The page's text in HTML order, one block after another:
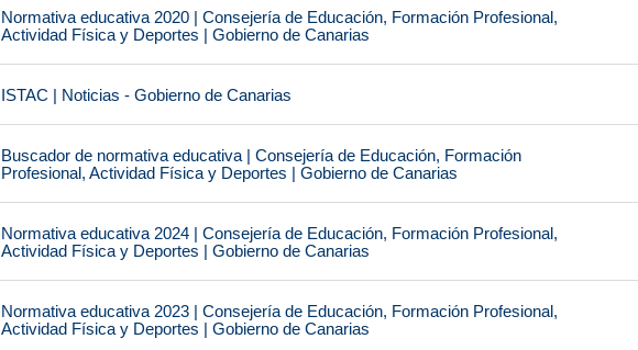
Normativa educativa 2020 | Consejería de Educación, Formación Profesional,
Actividad Física y Deportes | Gobierno de Canarias
ISTAC | Noticias - Gobierno de Canarias
Buscador de normativa educativa | Consejería de Educación, Formación
Profesional, Actividad Física y Deportes | Gobierno de Canarias
Normativa educativa 2024 | Consejería de Educación, Formación Profesional,
Actividad Física y Deportes | Gobierno de Canarias
Normativa educativa 2023 | Consejería de Educación, Formación Profesional,
Actividad Física y Deportes | Gobierno de Canarias